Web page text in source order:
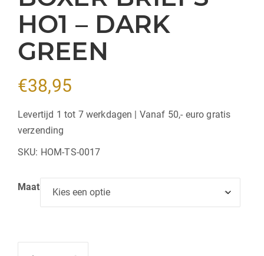
HO1 – DARK
GREEN
€38,95
Levertijd 1 tot 7 werkdagen | Vanaf 50,- euro gratis
verzending
SKU: HOM-TS-0017
Maat